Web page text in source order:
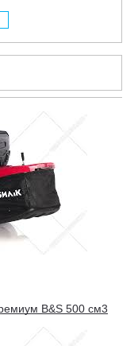
B&S 500 см3